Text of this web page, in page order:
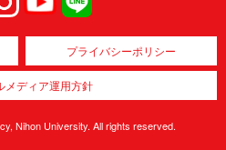
プライバシーポリシー
メディア運用方針
Nihon University. All rights reserved.